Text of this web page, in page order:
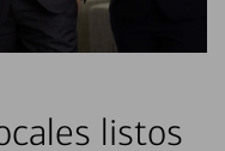
listos